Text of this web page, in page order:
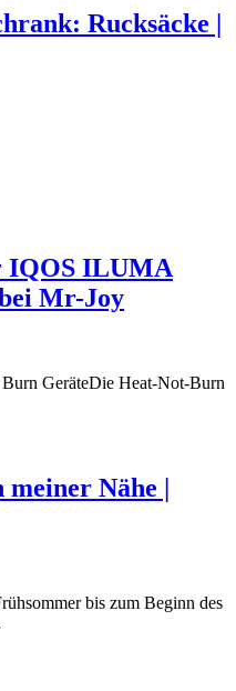
Rucksäcke |
IQOS ILUMA
Mr-Joy
GeräteDie Heat-Not-Burn
Nähe |
bis zum Beginn des